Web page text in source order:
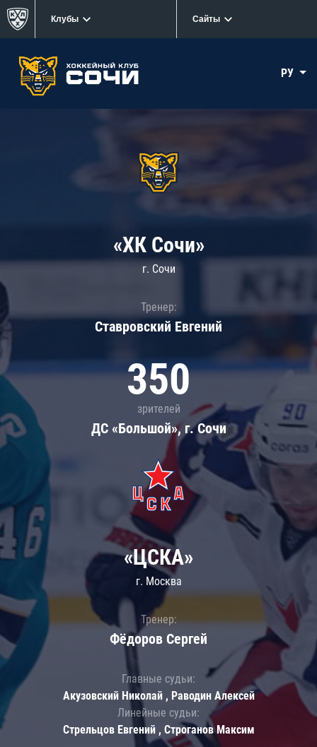
Клубы Сайты
РУ
«ХК Сочи»
г. Сочи
Тренер:
Ставровский Евгений
350
зрителей
ДС «Большой», г. Сочи
«ЦСКА»
г. Москва
Тренер:
Фёдоров Сергей
Главные судьи:
Акузовский Николай , Раводин Алексей
Линейные судьи:
Стрельцов Евгений , Строганов Максим